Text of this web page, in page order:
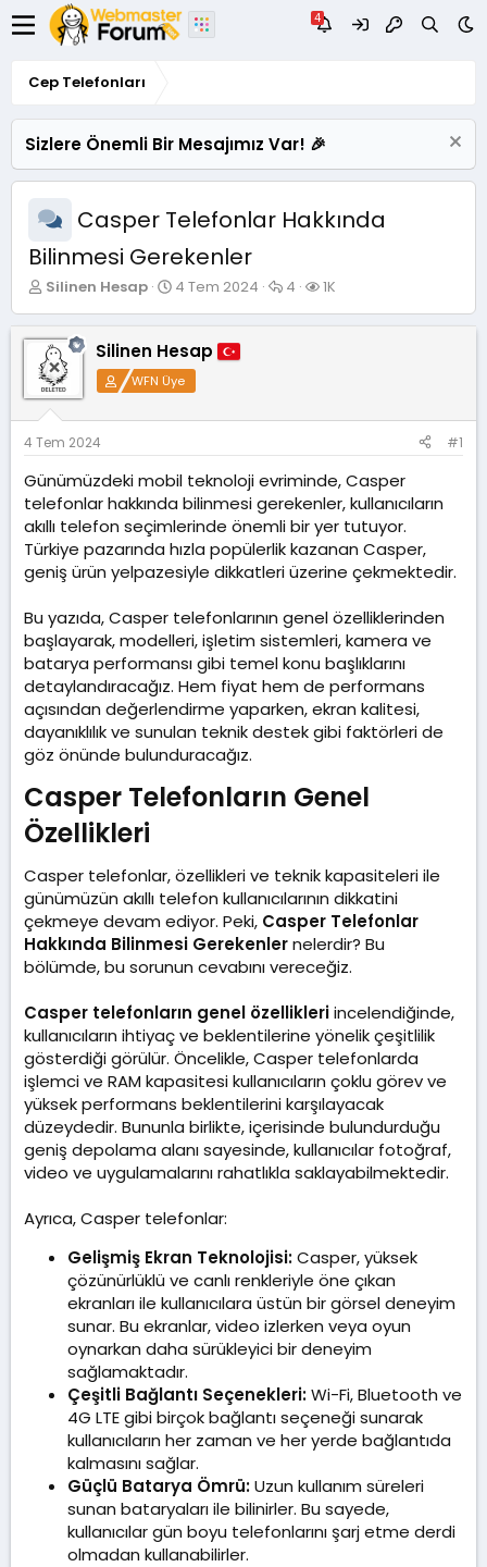
Cep Telefonları
Sizlere Önemli Bir Mesajımız Var! 🎉
Casper Telefonlar Hakkında
Bilinmesi Gerekenler
K
u
y
u
B
ş
l
a
t
a
n
Silinen Hesap
B
l
a
n
ı
t
a
r
i
i
4 Tem 2024
C
r
4
G
l
m
e
1K
Silinen Hesap
WFN Üye
4 Tem 2024 #1
Günümüzdeki mobil teknoloji evriminde, Casper
telefonlar hakkında bilinmesi gerekenler, kullanıcıların
akıllı telefon seçimlerinde önemli bir yer tutuyor.
Türkiye pazarında hızla popülerlik kazanan Casper,
geniş ürün yelpazesiyle dikkatleri üzerine çekmektedir.
Bu yazıda, Casper telefonlarının genel özelliklerinden
başlayarak, modelleri, işletim sistemleri, kamera ve
batarya performansı gibi temel konu başlıklarını
detaylandıracağız. Hem fiyat hem de performans
açısından değerlendirme yaparken, ekran kalitesi,
dayanıklılık ve sunulan teknik destek gibi faktörleri de
göz önünde bulunduracağız.
Casper Telefonların Genel
Özellikleri​
Casper telefonlar, özellikleri ve teknik kapasiteleri ile
günümüzün akıllı telefon kullanıcılarının dikkatini
çekmeye devam ediyor. Peki, Casper Telefonlar
Hakkında Bilinmesi Gerekenlernelerdir? Bu
bölümde, bu sorunun cevabını vereceğiz.
Casper telefonların genel özellikleriincelendiğinde,
kullanıcıların ihtiyaç ve beklentilerine yönelik çeşitlilik
gösterdiği görülür. Öncelikle, Casper telefonlarda
işlemci ve RAM kapasitesi kullanıcıların çoklu görev ve
yüksek performans beklentilerini karşılayacak
düzeydedir. Bununla birlikte, içerisinde bulundurduğu
geniş depolama alanı sayesinde, kullanıcılar fotoğraf,
video ve uygulamalarını rahatlıkla saklayabilmektedir.
Ayrıca, Casper telefonlar:
Gelişmiş Ekran Teknolojisi:Casper, yüksek
çözünürlüklü ve canlı renkleriyle öne çıkan
ekranları ile kullanıcılara üstün bir görsel deneyim
sunar. Bu ekranlar, video izlerken veya oyun
oynarkan daha sürükleyici bir deneyim
sağlamaktadır.
Çeşitli Bağlantı Seçenekleri:Wi-Fi, Bluetooth ve
4G LTE gibi birçok bağlantı seçeneği sunarak
kullanıcıların her zaman ve her yerde bağlantıda
kalmasını sağlar.
Güçlü Batarya Ömrü:Uzun kullanım süreleri
sunan bataryaları ile bilinirler. Bu sayede,
kullanıcılar gün boyu telefonlarını şarj etme derdi
olmadan kullanabilirler.